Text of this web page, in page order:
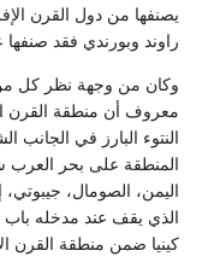
يصنفها من دول القرن
راوند وبورندي فقد
وكان من وجهة نظر كل
معروف أن منطقة القرن
النتوء البارز في
المنطقة على بحر
اليمن، الصومال، جيبوتي،
الذي يقف عند مدخله باب
كينيا ضمن منطقة القرن